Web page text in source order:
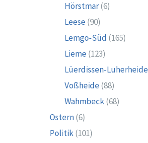
Hörstmar(6)
Leese (90)
Lemgo-Süd (165)
Lieme (123)
Lüerdissen-Luherheide
Voßheide (88)
Wahmbeck(68)
Ostern(6)
Politik(101)